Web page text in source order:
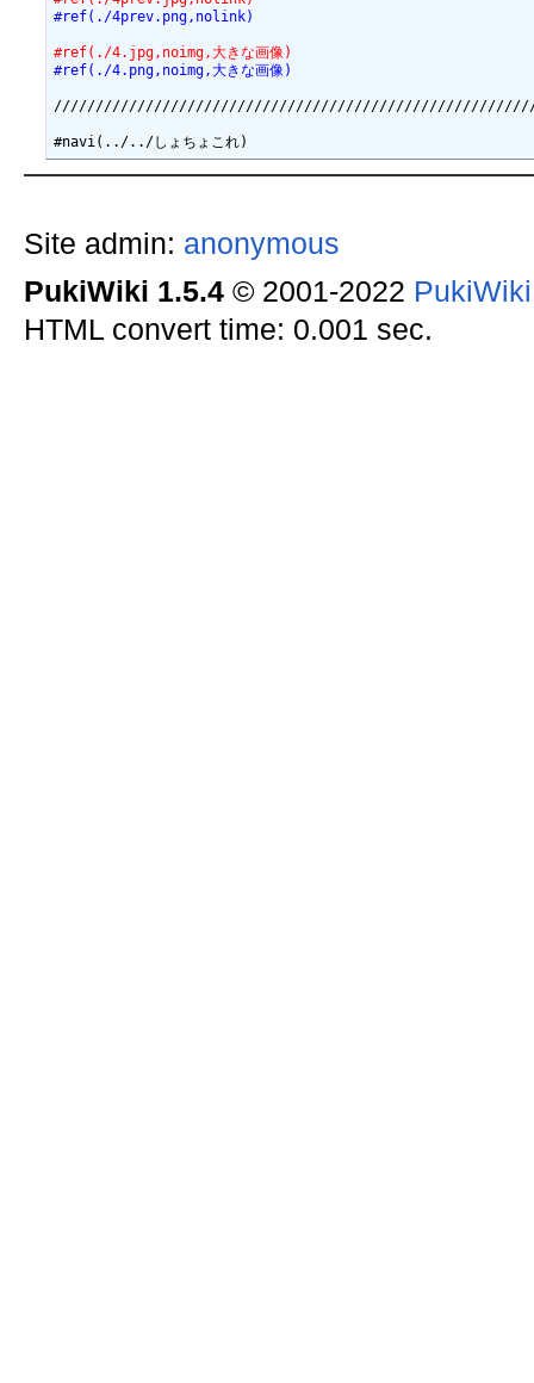
#ref(./4prev.png,nolink)
#ref(./4.jpg,noimg,大きな画像)
#ref(./4.png,noimg,大きな画像)
Site admin: anonymous
PukiWiki 1.5.4© 2001-2022
HTML convert time: 0.001 sec.